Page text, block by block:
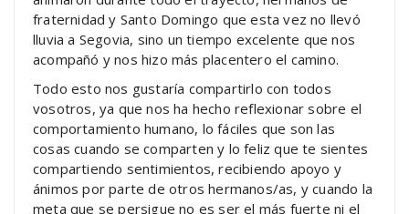
fraternidad y Santo Domingo que esta vez no llevó
lluvia a Segovia, sino un tiempo excelente que nos
acompañó y nos hizo más placentero el camino.
Todo esto nos gustaría compartirlo con todos
vosotros, ya que nos ha hecho reflexionar sobre el
comportamiento humano, lo fáciles que son las
cosas cuando se comparten y lo feliz que te sientes
compartiendo sentimientos, recibiendo apoyo y
ánimos por parte de otros hermanos/as, y cuando la
meta que se persigue no es ser el más fuerte ni el